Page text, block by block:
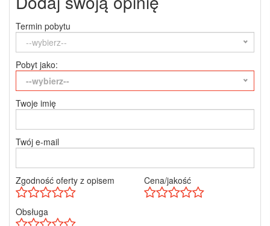
Termin pobytu
--wybierz--
Pobyt jako:
--wybierz--
Twoje imię
Twój e-mail
Zgodność oferty z opisem Cena/jakość
Obsługa